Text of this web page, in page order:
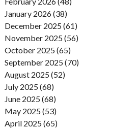
January 2026 (38)
December 2025 (61)
November 2025 (56)
October 2025 (65)
September 2025 (70)
August 2025 (52)
July 2025 (68)
June 2025 (68)
May 2025 (53)
April 2025 (65)